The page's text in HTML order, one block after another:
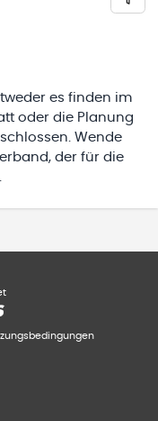
es finden im
oder die Planung
Wende
der für die